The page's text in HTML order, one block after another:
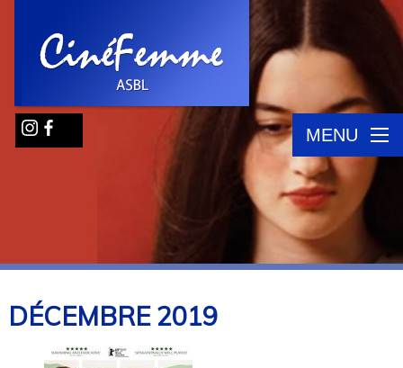
MENU
DÉCEMBRE2019